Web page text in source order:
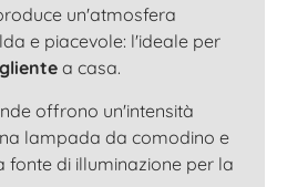
un'atmosfera
e piacevole: l'ideale per
a casa.
offrono un'intensità
lampada da comodino e
fonte di illuminazione per la